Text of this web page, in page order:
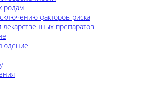
родам
факторов риска
препаратов